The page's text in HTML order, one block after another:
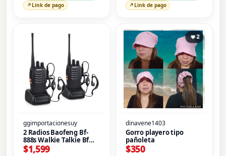
↗ Link de pago
↗ Link de pago
ggimportacionesuy
2 Radios Baofeng Bf-
888s Walkie Talkie Bf
888s Y
$1,599
2
dinavene1403
Gorro playero tipo
pañoleta
$350